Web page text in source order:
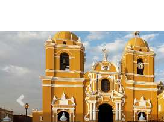
Previous